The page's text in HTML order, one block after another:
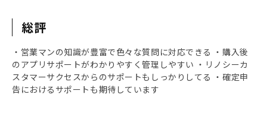
総評
・営業マンの知識が豊富で色々な質問に対応できる ・購入後
のアプリサポートがわかりやすく管理しやすい ・リノシーカ
スタマーサクセスからのサポートもしっかりしてる ・確定申
告におけるサポートも期待しています